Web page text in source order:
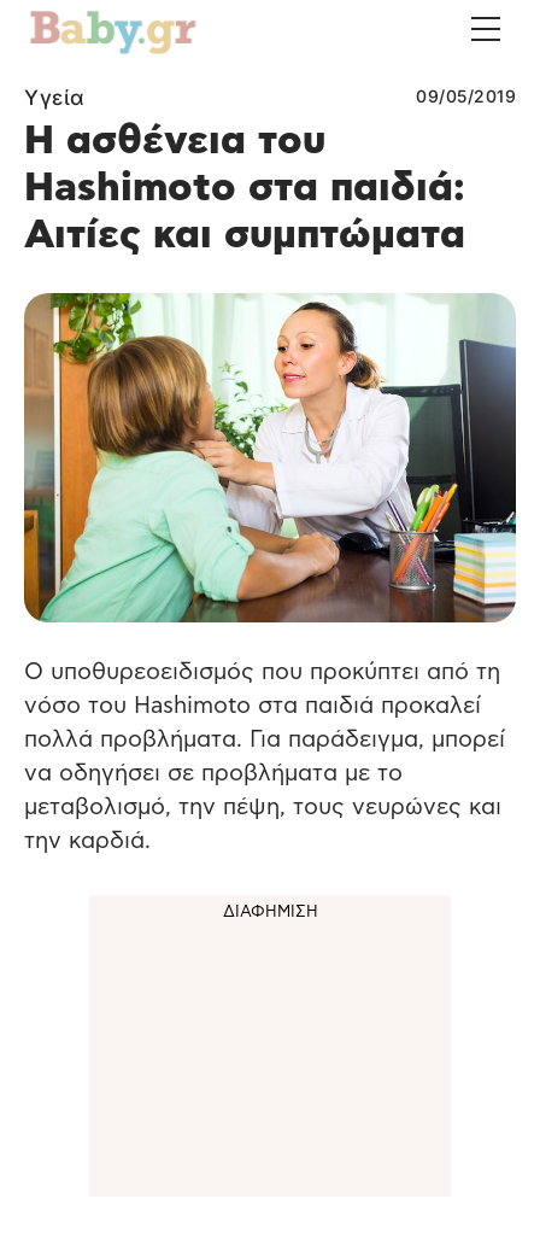
Υγεία 09/05/2019
Η ασθένεια του
Hashimoto στα παιδιά:
Αιτίες και συμπτώματα
Ο υποθυρεοειδισμός που προκύπτει από τη
νόσο του Hashimoto στα παιδιά προκαλεί
πολλά προβλήματα. Για παράδειγμα, μπορεί
να οδηγήσει σε προβλήματα με το
μεταβολισμό, την πέψη, τους νευρώνες και
την καρδιά.